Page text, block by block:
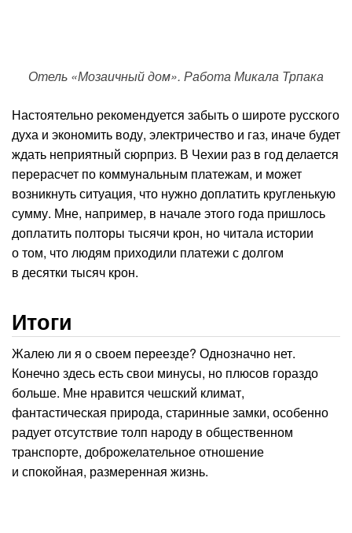
Отель «Мозаичный дом». Работа Микала Трпака
Настоятельно рекомендуется забыть о широте русского
духа и экономить воду, электричество и газ, иначе будет
ждать неприятный сюрприз. В Чехии раз в год делается
перерасчет по коммунальным платежам, и может
возникнуть ситуация, что нужно доплатить кругленькую
сумму. Мне, например, в начале этого года пришлось
доплатить полторы тысячи крон, но читала истории
о том, что людям приходили платежи с долгом
в десятки тысяч крон.
Итоги
Жалею ли я о своем переезде? Однозначно нет.
Конечно здесь есть свои минусы, но плюсов гораздо
больше. Мне нравится чешский климат,
фантастическая природа, старинные замки, особенно
радует отсутствие толп народу в общественном
транспорте, доброжелательное отношение
и спокойная, размеренная жизнь.